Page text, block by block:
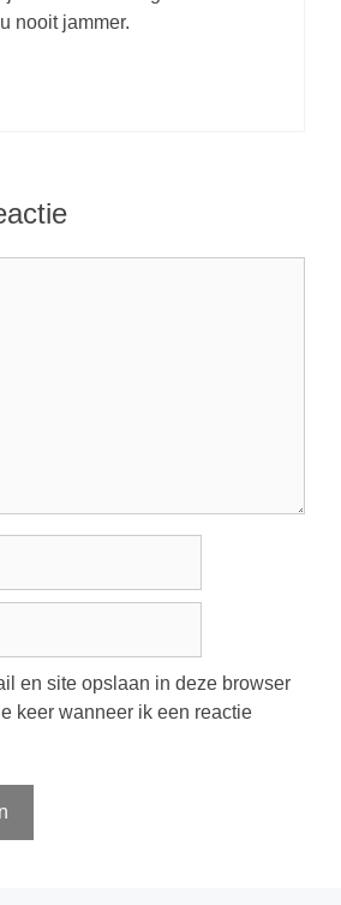
nooit jammer.
en site opslaan in deze browser
keer wanneer ik een reactie